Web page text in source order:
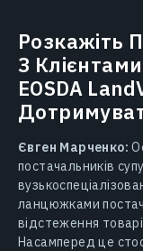
Розкажіть
З
EOSDA
Євген Марченко:
постачальників
ланцюжками
відстеження
Насамперед це